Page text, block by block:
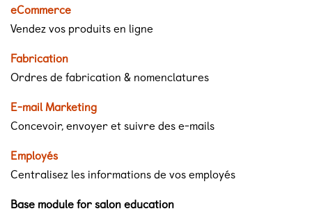
eCommerce
Vendez vos produits en ligne
Fabrication
Ordres de fabrication & nomenclatures
E-mail Marketing
Concevoir, envoyer et suivre des e-mails
Employés
Centralisez les informations de vos employés
Base module for salon education